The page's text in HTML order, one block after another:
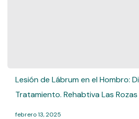
Lesión de Lábrum en el Hombro:
Tratamiento. Rehabtiva Las Rozas
febrero 13, 2025